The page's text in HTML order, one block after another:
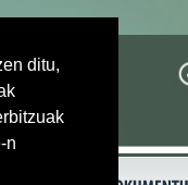
ditu,
n